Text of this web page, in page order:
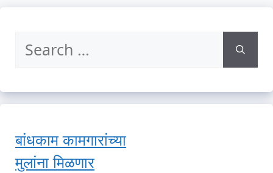
Search
बांधकाम कामगारांच्या
मुलांना मिळणार